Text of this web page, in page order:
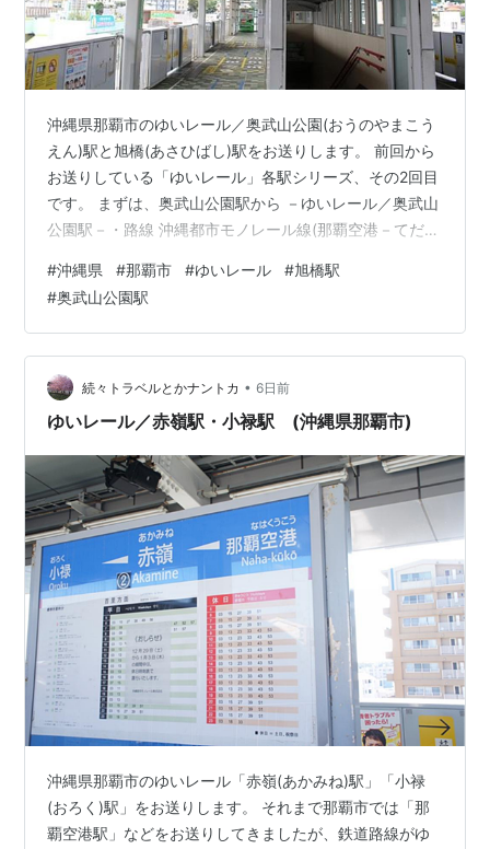
沖縄県那覇市のゆいレール／奥武山公園(おうのやまこう
えん)駅と旭橋(あさひばし)駅をお送りします。 前回から
お送りしている「ゆいレール」各駅シリーズ、その2回目
です。 まずは、奥武山公園駅から －ゆいレール／奥武山
公園駅－・路線 沖縄都市モノレール線(那覇空港－てだこ
元)年11月・１日あたり平均乗車人員 2,593人／日 (2025
年)・近隣の都市駅 (那覇空港方面) 那覇空港駅⇒3駅 (て
だこ浦西方面) 県庁駅駅⇒3駅 ・鉄道での所要時間 東京駅
から：4時間29分 大阪駅から：4時間5分 ※AM9:00発で
の最短時間・駅規…
#沖縄県 #那覇市 #ゆいレール #旭橋駅
#奥武山公園駅
続々トラベルとかナントカ • 6日前
ゆいレール／赤嶺駅・小禄駅 (沖縄県那覇市)
沖縄県那覇市のゆいレール「赤嶺(あかみね)駅」「小禄
(おろく)駅」をお送りします。 それまで那覇市では「那
覇空港駅」などをお送りしてきましたが、鉄道路線がゆ